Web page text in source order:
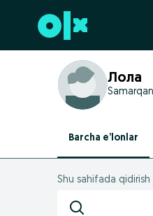
Futerga oʻtish
Лола
Barcha e’lonlar
Shu sahifada qidirish